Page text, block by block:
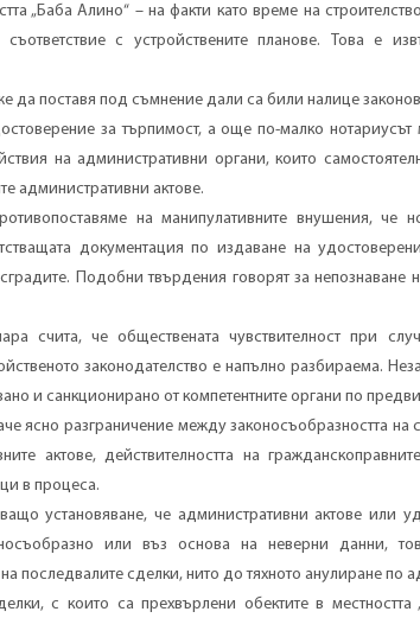
„Баба Алино“ – на факти като време на
съответствие с устройствените планове. Това е
да поставя под съмнение дали са били налице
за търпимост, а още по-малко
на административни органи, които
административни актове.
на манипулативните внушения, че
документация по издаване на
Подобни твърдения говорят за
счита, че обществената чувствителност при
законодателство е напълно разбираема.
и санкционирано от компетентните органи по
ясно разграничение между законосъобразността на
актове, действителността на
в процеса.
установяване, че административни актове или
или въз основа на неверни данни,
последвалите сделки, нито до тяхното анулиране по
с които са прехвърлени обектите в